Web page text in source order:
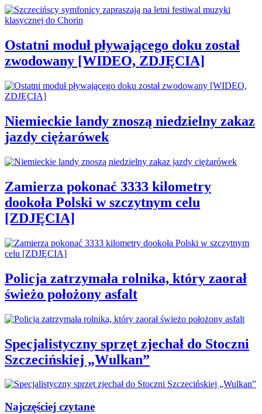
Ostatni moduł pływającego doku został
zwodowany [WIDEO, ZDJĘCIA]
Niemieckie landy znoszą niedzielny zakaz
jazdy ciężarówek
Zamierza pokonać 3333 kilometry
dookoła Polski w szczytnym celu
[ZDJĘCIA]
Policja zatrzymała rolnika, który zaorał
świeżo położony asfalt
Specjalistyczny sprzęt zjechał do Stoczni
Szczecińskiej „Wulkan”
Najczęściej czytane